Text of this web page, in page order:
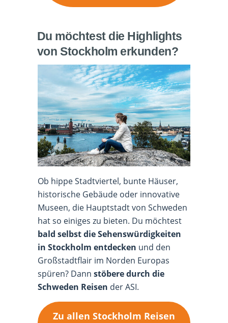
Du möchtest die Highlights
von Stockholm erkunden?
Ob hippe Stadtviertel, bunte Häuser,
historische Gebäude oder innovative
Museen, die Hauptstadt von Schweden
hat so einiges zu bieten. Du möchtest
bald selbst die Sehenswürdigkeiten
in Stockholm entdecken und den
Großstadtflair im Norden Europas
spüren? Dann stöbere durch die
Schweden Reisen der ASI.
Zu allen Stockholm Reisen